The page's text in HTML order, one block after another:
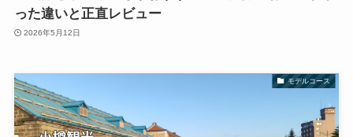
った違いと正直レビュー
2026年5月12日
モデルコース